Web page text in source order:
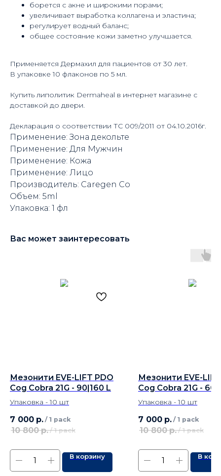
борется с акне и широкими порами;
увеличивает выработка коллагена и эластина;
регулирует водный баланс;
общее состояние кожи заметно улучшается.
Применяется Дермахил для пациентов от 30 лет.
В упаковке 10 флаконов по 5 мл.
Купить липолитик Dermaheal в интернет магазине с
доставкой до двери.
Декларация о соответствии ТС 009/2011 от 04.10.2016г.
Применение: Зона декольте
Применение: Для Мужчин
Применение: Кожа
Применение: Лицо
Производитель: Caregen Co
Объем: 5ml
Упаковка: 1 фл
Вас может заинтересовать
Мезонити EVE-LIFT PDO
Cog Cobra 21G - 90|160 L
Упаковка - 10 шт
7 000 р. / 1 pack
10 800 р. / 1 pack
В корзину
Мезонити EVE-
Cog Cobra 21G -
Упаковка - 10 шт
7 000 р. / 1 pack
10 800 р. / 1 pack
В